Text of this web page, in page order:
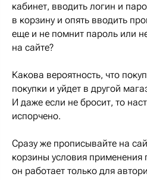
кабинет, вводить логин и
в корзину и опять вводить
еще и не помнит пароль или
на сайте?
Какова вероятность, что
покупки и уйдет в другой
И даже если не бросит, то
испорчено.
Сразу же прописывайте на
корзины условия применения
он работает только для